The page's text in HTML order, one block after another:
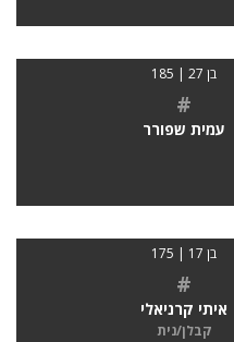
בן 27 | 185
#
עמית שפורר
בן 17 | 175
#
איתי קרניאלי
קבלן/נית